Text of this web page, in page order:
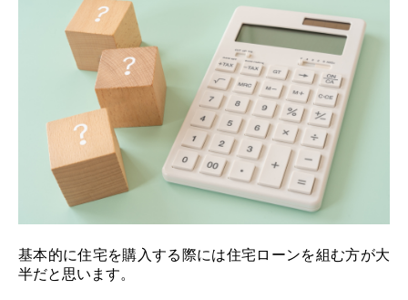
基本的に住宅を購入する際には住宅ローンを組む方が大
半だと思います。